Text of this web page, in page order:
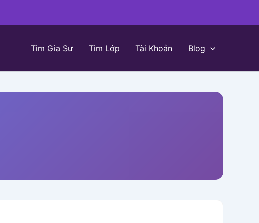
Tìm Gia Sư Tìm Lớp Tài Khoản Blog